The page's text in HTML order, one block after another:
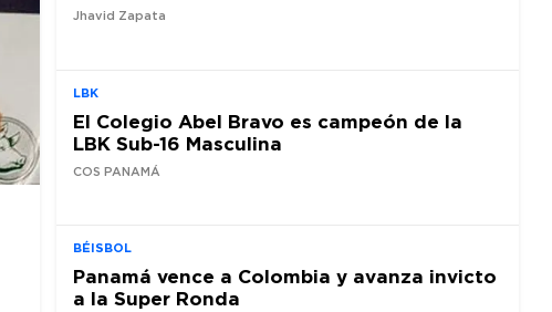
Jhavid Zapata
LBK
El Colegio Abel Bravo es campeón de la
LBK Sub-16 Masculina
COS PANAMÁ
BÉISBOL
Panamá vence a Colombia y avanza invicto
a la Super Ronda